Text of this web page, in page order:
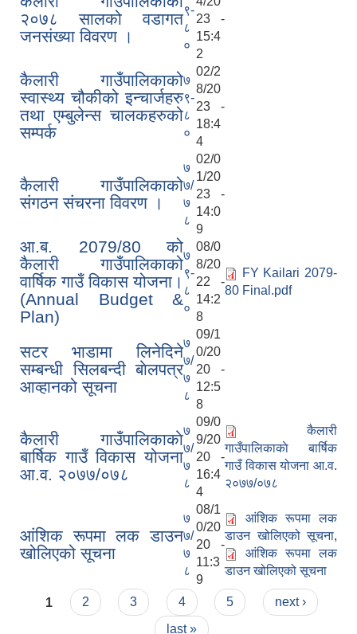
२०७८ सालको वडागत
जनसंख्या विवरण ।
९-
८
०
23 -
15:4
2
कैलारी गाउँपालिकाको
स्वास्थ्य चौकीको इन्चार्जहरु
तथा एम्बुलेन्स चालकहरुको
सम्पर्क
७
९-
८
०
02/2
8/20
23 -
18:4
4
कैलारी गाउँपालिकाको
संगठन संचरना विवरण ।
७
७/
७
८
02/0
1/20
23 -
14:0
9
आ‍.ब. 2079/80 को
कैलारी गाउँपालिकाको
वार्षिक गाउँ विकास योजना।
(Annual Budget &
Plan)
७
९-
८
०
08/0
8/20
22 -
14:2
8
FY Kailari 2079-
80 Final.pdf
सटर भाडामा लिनेदिने
सम्बन्धी सिलबन्दी बाेलपत्र
आव्हानको सूचना
७
७/
७
८
09/1
0/20
20 -
12:5
8
कैलारी गाउँपालिकाकाे
बार्षिक गाउँ विकास योजना
आ.व. २०७७/०७८
७
७/
७
८
09/0
9/20
20 -
16:4
4
कैलारी
गाउँपालिकाकाे बार्षिक
गाउँ विकास योजना आ.व.
२०७७/०७८
आंशिक रूपमा लक डाउन
खोलिएको सूचना
७
७/
७
८
08/1
0/20
20 -
11:3
9
आंशिक रूपमा लक
डाउन खोलिएको सूचना,
आंशिक रूपमा लक
डाउन खोलिएको सूचना
Pages
1 2 3 4 5
next ›
last »